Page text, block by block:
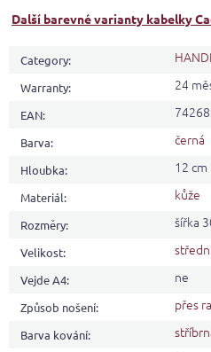
Další barevné varianty kabelky
Category:
Warranty: 24
EAN:
Barva: černá
Hloubka: 12 cm
Materiál: kůže
Rozměry: šířka
Velikost:
Vejde A4: ne
Způsob nošení: přes
Barva kování: